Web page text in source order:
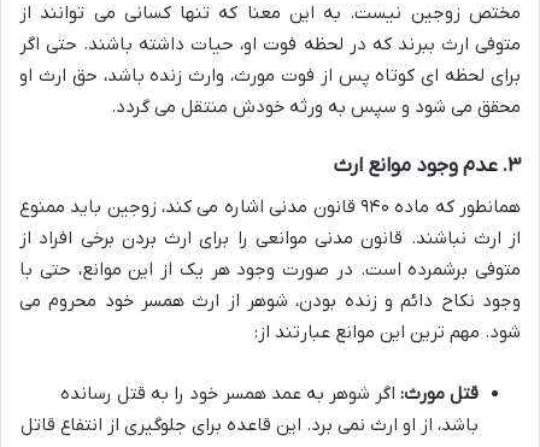
مختص زوجین نیست. به این معنا که تنها کسانی می توانند از
متوفی ارث ببرند که در لحظه فوت او، حیات داشته باشند. حتی اگر
برای لحظه ای کوتاه پس از فوت مورث، وارث زنده باشد، حق ارث او
محقق می شود و سپس به ورثه خودش منتقل می گردد.
۳. عدم وجود موانع ارث
همانطور که ماده ۹۴۰ قانون مدنی اشاره می کند، زوجین باید ممنوع
از ارث نباشند. قانون مدنی موانعی را برای ارث بردن برخی افراد از
متوفی برشمرده است. در صورت وجود هر یک از این موانع، حتی با
وجود نکاح دائم و زنده بودن، شوهر از ارث همسر خود محروم می
شود. مهم ترین این موانع عبارتند از:
قتل مورث: اگر شوهر به عمد همسر خود را به قتل رسانده
باشد، از او ارث نمی برد. این قاعده برای جلوگیری از انتفاع قاتل